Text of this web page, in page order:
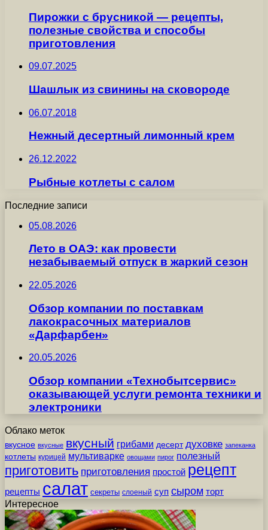
Пирожки с брусникой — рецепты,
полезные свойства и способы
приготовления
09.07.2025
Шашлык из свинины на сковороде
06.07.2018
Нежный десертный лимонный крем
26.12.2022
Рыбные котлеты с салом
Последние записи
05.08.2026
Лето в ОАЭ: как провести
незабываемый отпуск в жаркий сезон
22.05.2026
Обзор компании по поставкам
лакокрасочных материалов
«Дарфарбен»
20.05.2026
Обзор компании «Технобытсервис»
оказывающей услуги ремонта техники и
электроники
Облако меток
вкусное вкусные вкусный грибами десерт духовке запеканка
котлеты курицей мультиварке овощами пирог полезный
приготовить приготовления простой рецепт
рецепты салат секреты слоеный суп сыром торт
Интересное